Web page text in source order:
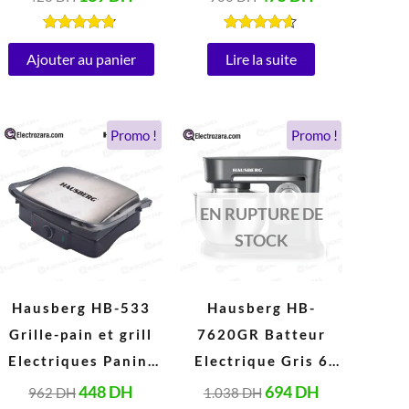
Inox (250W, 220V-
240V, 50/60Hz)
Note
4.67
sur 5
Ajouter au panier
220V, Blanc)
Note
4.47
sur 5
Lire la suite
Promo !
Hausberg HB-533
Grille-pain et grill
Electriques Panini
en acier Inoxydable
962DH
prix
initial
était :
962 DH.
448DH
Le
prix
est :
448 DH.
Promo !
EN RUPTURE DE
STOCK
Hausberg HB-
7620GR Batteur
Electrique Gris 6
Vitesses 5 Litres
1.038DH
prix
initial
était :
1.038 DH.
694DH
Le
prix
actuel
est :
694 DH.